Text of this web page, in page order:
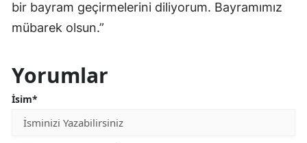
bir bayram geçirmelerini diliyorum. Bayramımız
mübarek olsun.”
Yorumlar
İsim*